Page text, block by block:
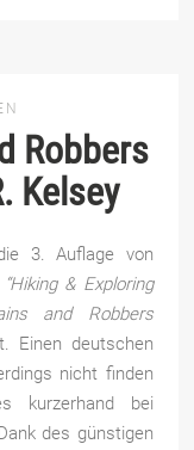
Robbers
Kelsey
3. Auflage von
“Hiking & Exploring
and Robbers
Einen deutschen
nicht finden
kurzerhand bei
des günstigen